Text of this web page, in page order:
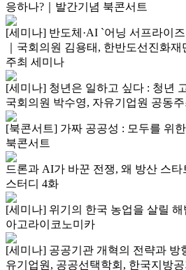
응하나?｜발간기념 북콘서트
[세미나] 반도체·AI `어닝 서프라이
｜국회의원 김용태, 한반도선진화
주최 세미나
[세미나] 청년은 일하고 싶다 : 청년
국회의원 박수영, 자유기업원 공동
[북콘서트] 가짜 공공성 : 모두를 위
북콘서트
드론과 AI가 바꾼 전쟁, 왜 방산 스
스터디 4화
[세미나] 위기의 한국 농업을 살릴 해
아고라이코노미카
[세미나] 공공기관 개혁의 전략과 방
유기업원, 공공선택학회, 한국지방